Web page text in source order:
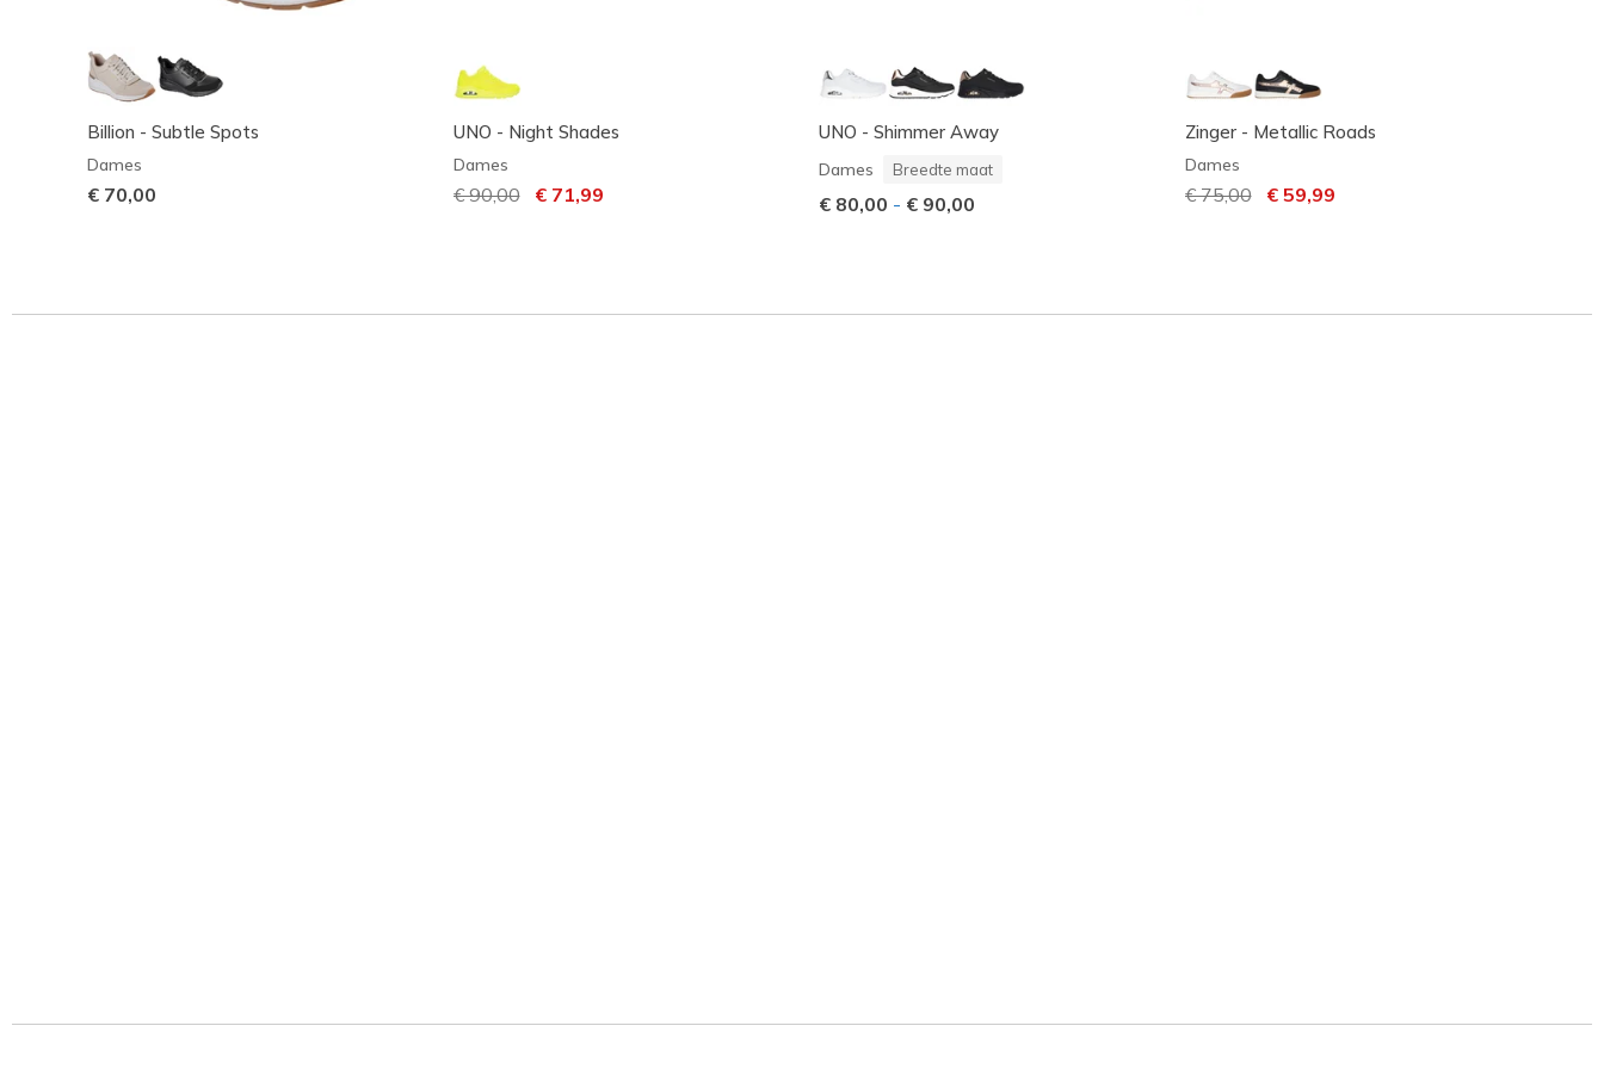
Billion - Subtle Spots
Dames
€ 70,00
UNO - Night Shades
Dames
Prijs verlaagd van
€ 90,00naar
€ 71,99
UNO - Shimmer Away
Dames Breedte maat
€ 80,00 - € 90,00
Zinger - Metallic Roads
Dames
Prijs verlaagd van
€ 75,00naar
€ 59,99